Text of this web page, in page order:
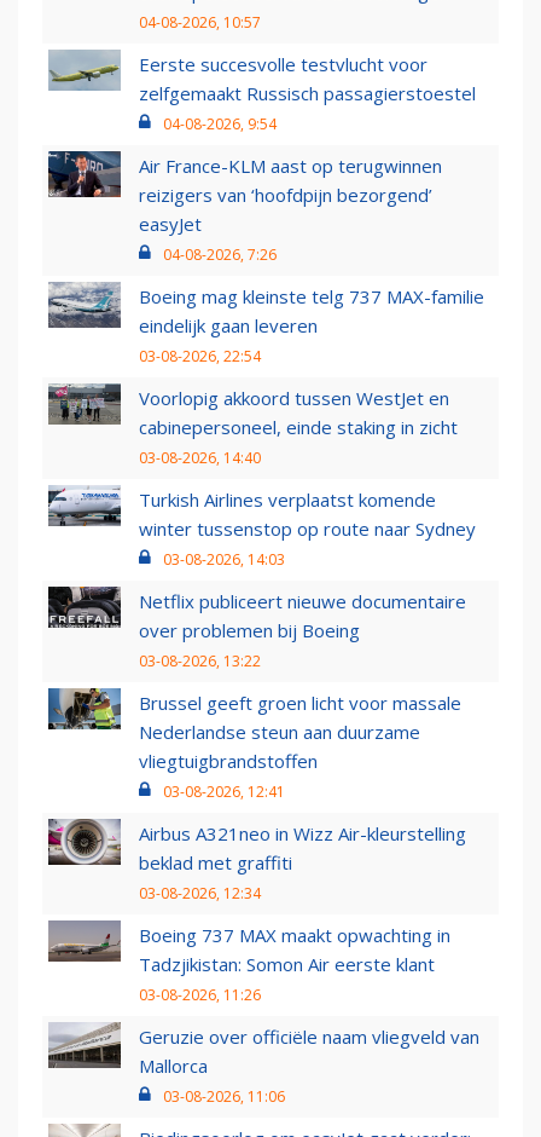
04-08-2026, 10:57
Eerste succesvolle testvlucht voor
zelfgemaakt Russisch passagierstoestel
04-08-2026, 9:54
Air France-KLM aast op terugwinnen
reizigers van ‘hoofdpijn bezorgend’
easyJet
04-08-2026, 7:26
Boeing mag kleinste telg 737 MAX-familie
eindelijk gaan leveren
03-08-2026, 22:54
Voorlopig akkoord tussen WestJet en
cabinepersoneel, einde staking in zicht
03-08-2026, 14:40
Turkish Airlines verplaatst komende
winter tussenstop op route naar Sydney
03-08-2026, 14:03
Netflix publiceert nieuwe documentaire
over problemen bij Boeing
03-08-2026, 13:22
Brussel geeft groen licht voor massale
Nederlandse steun aan duurzame
vliegtuigbrandstoffen
03-08-2026, 12:41
Airbus A321neo in Wizz Air-kleurstelling
beklad met graffiti
03-08-2026, 12:34
Boeing 737 MAX maakt opwachting in
Tadzjikistan: Somon Air eerste klant
03-08-2026, 11:26
Geruzie over officiële naam vliegveld van
Mallorca
03-08-2026, 11:06